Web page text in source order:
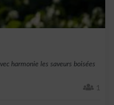
harmonie les saveurs boisées
1